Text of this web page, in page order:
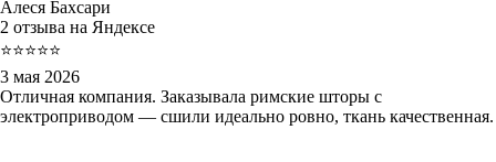
Алеся Бахсари
2 отзыва на Яндексе
⭐⭐⭐⭐⭐
3 мая 2026
Отличная компания. Заказывала римские шторы с
электроприводом — сшили идеально ровно, ткань качественная.